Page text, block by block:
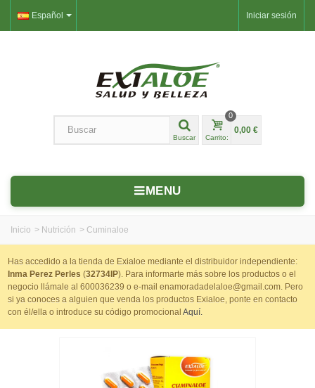
Iniciar sesión
Español
Buscar Carrito:
0
0,00 €
MENU
Inicio > Nutrición > Cuminaloe
Has accedido a la tienda de Exialoe mediante el distribuidor independiente:
Inma Perez Perles (32734IP). Para informarte más sobre los productos o el
negocio llámale al 600036239 o e-mail enamoradadelaloe@gmail.com. Pero
si ya conoces a alguien que venda los productos Exialoe, ponte en contacto
con él/ella o introduce su código promocional Aquí.